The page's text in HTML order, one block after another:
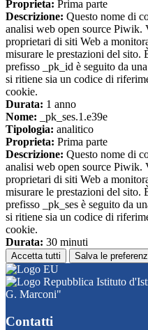
Proprieta: Prima parte
Descrizione: Questo nome di
analisi web open source Piwik.
proprietari di siti Web a
misurare le prestazioni del
prefisso _pk_id è seguito da
si ritiene sia un codice di
cookie.
Durata: 1 anno
Nome: _pk_ses.1.e39e
Tipologia: analitico
Proprieta: Prima parte
Descrizione: Questo nome di
analisi web open source Piwik.
proprietari di siti Web a
misurare le prestazioni del
prefisso _pk_ses è seguito da
si ritiene sia un codice di
cookie.
Durata: 30 minuti
Accetta tutti Salva le
Istituto
G. Marconi"
Contatti